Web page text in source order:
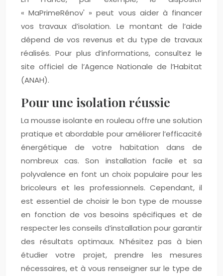
« MaPrimeRénov' » peut vous aider à financer
vos travaux d’isolation. Le montant de l’aide
dépend de vos revenus et du type de travaux
réalisés. Pour plus d’informations, consultez le
site officiel de l’Agence Nationale de l’Habitat
(ANAH).
Pour une isolation réussie
La mousse isolante en rouleau offre une solution
pratique et abordable pour améliorer l’efficacité
énergétique de votre habitation dans de
nombreux cas. Son installation facile et sa
polyvalence en font un choix populaire pour les
bricoleurs et les professionnels. Cependant, il
est essentiel de choisir le bon type de mousse
en fonction de vos besoins spécifiques et de
respecter les conseils d’installation pour garantir
des résultats optimaux. N’hésitez pas à bien
étudier votre projet, prendre les mesures
nécessaires, et à vous renseigner sur le type de